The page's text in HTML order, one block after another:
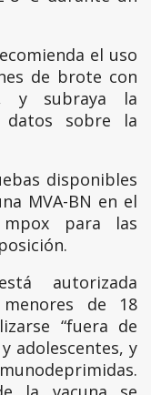
el uso
de brote con
y subraya la
datos sobre la
disponibles
MVA-BN en el
para las
autorizada
de 18
“fuera de
adolescentes, y